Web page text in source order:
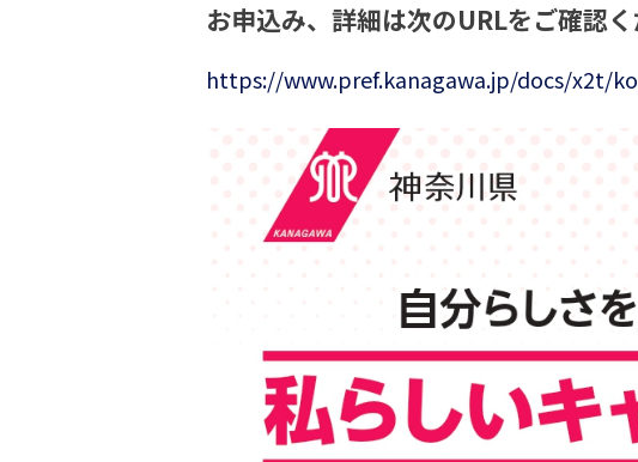
お申込み、詳細は次のURLをご確認
https://www.pref.kanagawa.jp/docs/x2t/